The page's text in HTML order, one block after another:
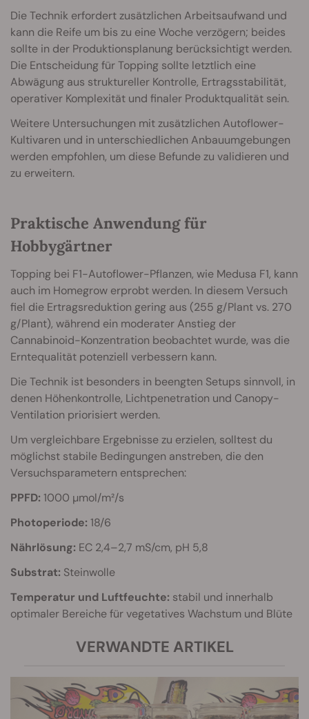
Die Technik erfordert zusätzlichen Arbeitsaufwand und
kann die Reife um bis zu eine Woche verzögern; beides
sollte in der Produktionsplanung berücksichtigt werden.
Die Entscheidung für Topping sollte letztlich eine
Abwägung aus struktureller Kontrolle, Ertragsstabilität,
operativer Komplexität und finaler Produktqualität sein.
Weitere Untersuchungen mit zusätzlichen Autoflower-
Kultivaren und in unterschiedlichen Anbauumgebungen
werden empfohlen, um diese Befunde zu validieren und
zu erweitern.
Praktische Anwendung für
Hobbygärtner
Topping bei F1-Autoflower-Pflanzen, wie Medusa F1, kann
auch im Homegrow erprobt werden. In diesem Versuch
fiel die Ertragsreduktion gering aus (255 g/Plant vs. 270
g/Plant), während ein moderater Anstieg der
Cannabinoid-Konzentration beobachtet wurde, was die
Erntequalität potenziell verbessern kann.
Die Technik ist besonders in beengten Setups sinnvoll, in
denen Höhenkontrolle, Lichtpenetration und Canopy-
Ventilation priorisiert werden.
Um vergleichbare Ergebnisse zu erzielen, solltest du
möglichst stabile Bedingungen anstreben, die den
Versuchsparametern entsprechen:
PPFD: 1000 µmol/m²/s
Photoperiode: 18/6
Nährlösung: EC 2,4–2,7 mS/cm, pH 5,8
Substrat: Steinwolle
Temperatur und Luftfeuchte: stabil und innerhalb
optimaler Bereiche für vegetatives Wachstum und Blüte
VERWANDTE ARTIKEL